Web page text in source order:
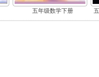
五年级数学下册